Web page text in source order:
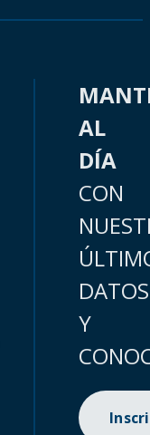
AL
DÍA
CON
DATOS
Y